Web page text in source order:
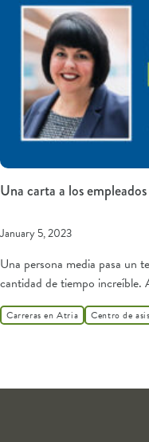
Una carta a los
January 5, 2023
Una persona media pasa un
cantidad de tiempo increíble.
Carreras en Atria Centro de